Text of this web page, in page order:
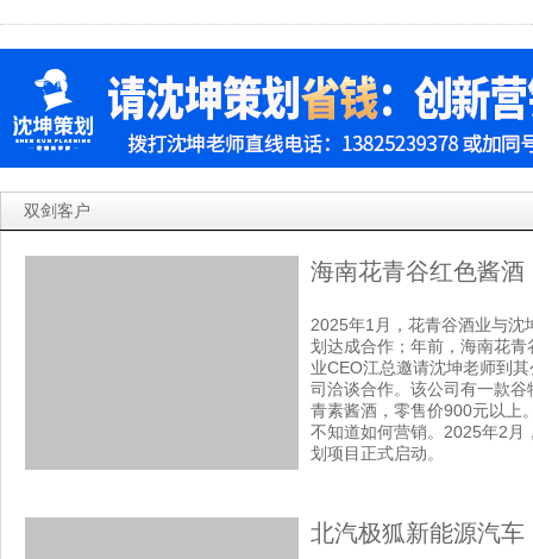
双剑客户
海南花青谷红色酱酒
2025年1月，花青谷酒业与沈
划达成合作；年前，海南花青
业CEO江总邀请沈坤老师到其
司洽谈合作。该公司有一款谷
青素酱酒，零售价900元以上
不知道如何营销。2025年2月
划项目正式启动。
北汽极狐新能源汽车